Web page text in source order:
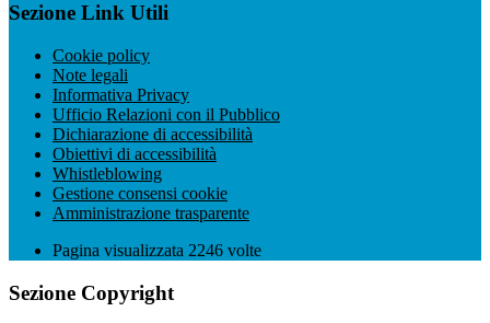
Sezione Link Utili
Cookie policy
Note legali
Informativa Privacy
Ufficio Relazioni con il Pubblico
Dichiarazione di accessibilità
Obiettivi di accessibilità
Whistleblowing
Gestione consensi cookie
Amministrazione trasparente
Pagina visualizzata 2246 volte
Sezione Copyright